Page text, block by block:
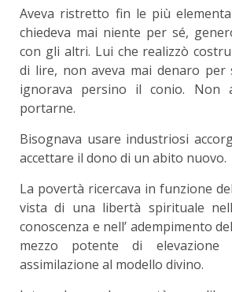
Aveva ristretto fin le più
chiedeva mai niente per sé,
con gli altri. Lui che realizzò
di lire, non aveva mai denaro per
ignorava persino il conio. Non
portarne.
Bisognava usare industriosi
accettare il dono di un abito nuovo.
La povertà ricercava in funzione
vista di una libertà spirituale
conoscenza e nell’ adempimento
mezzo potente di
assimilazione al modello divino.